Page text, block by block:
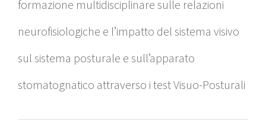
formazione multidisciplinare sulle relazioni
neurofisiologiche e l’impatto del sistema visivo
sul sistema posturale e sull’apparato
stomatognatico attraverso i test Visuo-Posturali